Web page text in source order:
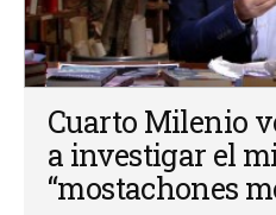
Cuarto Milenio
a investigar el
“mostachones